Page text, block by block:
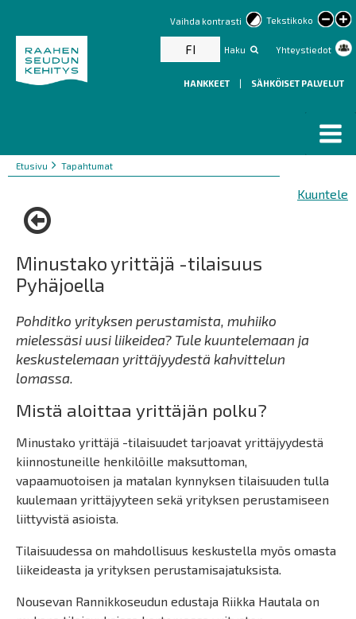
Tekstikoko
text
Vaihda kontrasti
Haku Yhteystiedot
FI
HANKKEET | SÄHKÖISET PALVELUT
Murupolku
You
Etusivu Tapahtumat
Kuuntele
Minustako yrittäjä -tilaisuus
Pyhäjoella
Pohditko yrityksen perustamista, muhiiko
mielessäsi uusi liikeidea? Tule kuuntelemaan ja
keskustelemaan yrittäjyydestä kahvittelun
lomassa.
Mistä aloittaa yrittäjän polku?
Minustako yrittäjä -tilaisuudet tarjoavat yrittäjyydestä
kiinnostuneille henkilöille maksuttoman,
vapaamuotoisen ja matalan kynnyksen tilaisuuden tulla
kuulemaan yrittäjyyteen sekä yrityksen perustamiseen
liittyvistä asioista.
Tilaisuudessa on mahdollisuus keskustella myös omasta
liikeideasta ja yrityksen perustamisajatuksista.
Nousevan Rannikkoseudun edustaja Riikka Hautala on